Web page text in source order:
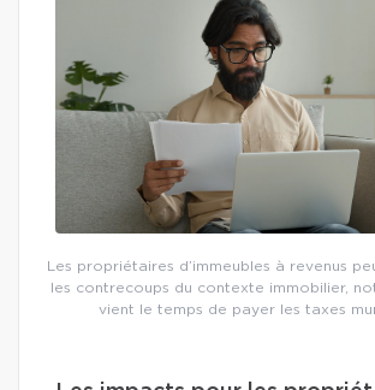
Les propriétaires d’immeubles à revenus
les contrecoups du contexte immobilier,
vient le temps de payer les taxes